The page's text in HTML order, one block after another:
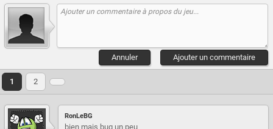
Ajouter un commentaire
Annuler
1 2
RonLeBG
bien mais bug un peu